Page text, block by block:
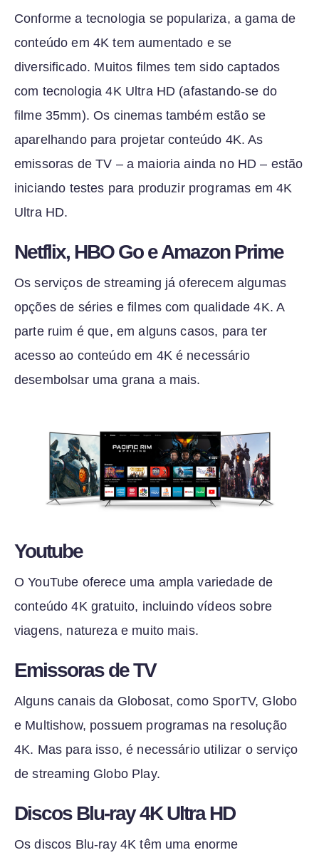
Conforme a tecnologia se populariza, a gama de
conteúdo em 4K tem aumentado e se
diversificado. Muitos filmes tem sido captados
com tecnologia 4K Ultra HD (afastando-se do
filme 35mm). Os cinemas também estão se
aparelhando para projetar conteúdo 4K. As
emissoras de TV – a maioria ainda no HD – estão
iniciando testes para produzir programas em 4K
Ultra HD.
Netflix, HBO Go e Amazon Prime
Os serviços de streaming já oferecem algumas
opções de séries e filmes com qualidade 4K. A
parte ruim é que, em alguns casos, para ter
acesso ao conteúdo em 4K é necessário
desembolsar uma grana a mais.
Youtube
O YouTube oferece uma ampla variedade de
conteúdo 4K gratuito, incluindo vídeos sobre
viagens, natureza e muito mais.
Emissoras de TV
Alguns canais da Globosat, como SporTV, Globo
e Multishow, possuem programas na resolução
4K. Mas para isso, é necessário utilizar o serviço
de streaming Globo Play.
Discos Blu-ray 4K Ultra HD
Os discos Blu-ray 4K têm uma enorme